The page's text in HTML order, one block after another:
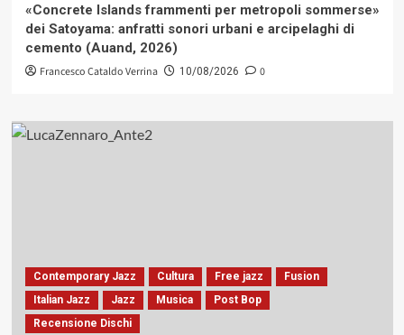
«Concrete Islands frammenti per metropoli sommerse»
dei Satoyama: anfratti sonori urbani e arcipelaghi di
cemento (Auand, 2026)
Francesco Cataldo Verrina 10/08/2026 0
Contemporary Jazz Cultura Free jazz
Fusion
Italian Jazz
Jazz Musica
Post Bop
Recensione Dischi